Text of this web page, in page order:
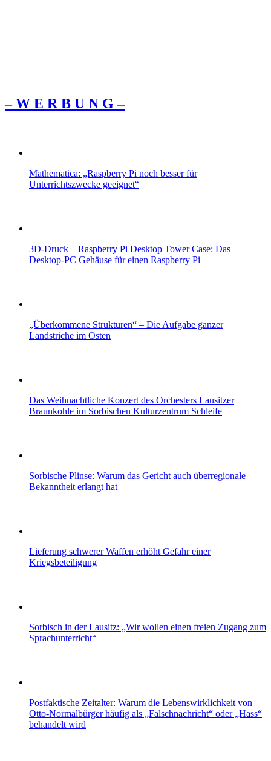
– W Ε R Β U Ν G –
Mathematica: „Raspberry Pi noch besser für
Unterrichtszwecke geeignet“
3D-Druck – Raspberry Pi Desktop Tower Case: Das
Desktop-PC Gehäuse für einen Raspberry Pi
„Überkommene Strukturen“ – Die Aufgabe ganzer
Landstriche im Osten
Das Weihnachtliche Konzert des Orchesters Lausitzer
Braunkohle im Sorbischen Kulturzentrum Schleife
Sorbische Plinse: Warum das Gericht auch überregionale
Bekanntheit erlangt hat
Lieferung schwerer Waffen erhöht Gefahr einer
Kriegsbeteiligung
Sorbisch in der Lausitz: „Wir wollen einen freien Zugang zum
Sprachunterricht“
Postfaktische Zeitalter: Warum die Lebenswirklichkeit von
Otto-Normalbürger häufig als „Falschnachricht“ oder „Hass“
behandelt wird